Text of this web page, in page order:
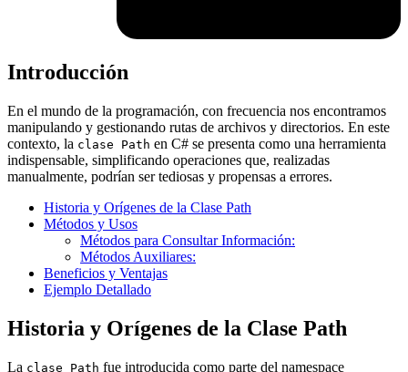
Introducción
En el mundo de la programación, con frecuencia nos encontramos
manipulando y gestionando rutas de archivos y directorios. En este
contexto, la clase Path en C# se presenta como una herramienta
indispensable, simplificando operaciones que, realizadas
manualmente, podrían ser tediosas y propensas a errores.
Historia y Orígenes de la Clase Path
Métodos y Usos
Métodos para Consultar Información:
Métodos Auxiliares:
Beneficios y Ventajas
Ejemplo Detallado
Historia y Orígenes de la Clase Path
La clase Path fue introducida como parte del namespace